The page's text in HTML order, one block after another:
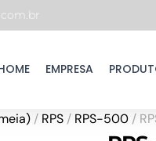
EMPRESA
/ RPS / RPS-500 /